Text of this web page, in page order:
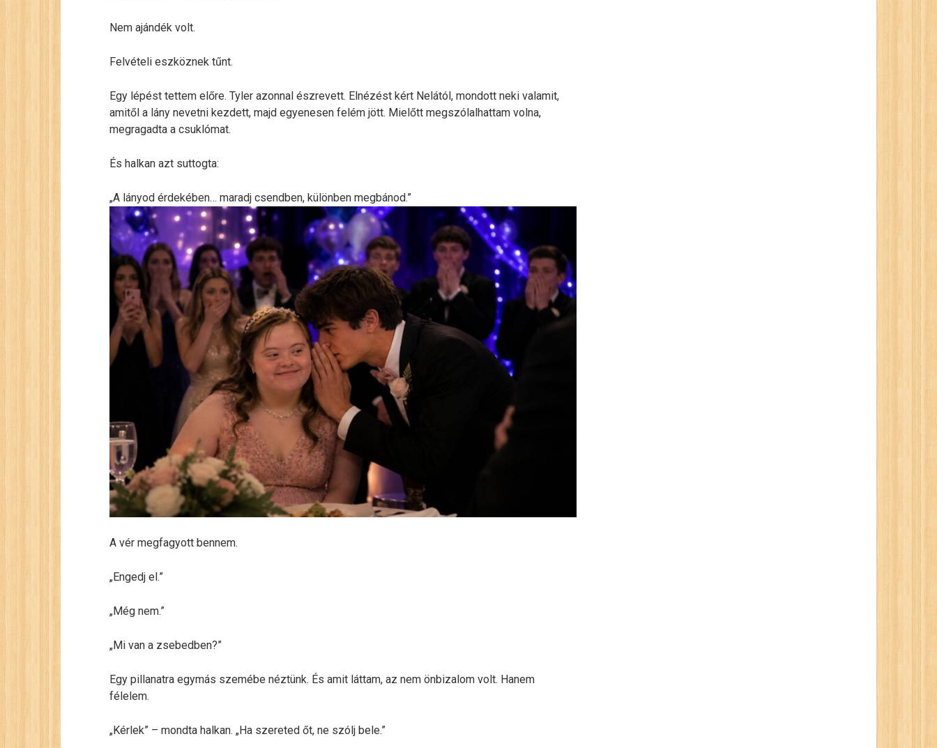
Nem ajándék volt.
Felvételi eszköznek tűnt.
Egy lépést tettem előre. Tyler azonnal észrevett. Elnézést kért Nelától, mondott neki valamit,
amitől a lány nevetni kezdett, majd egyenesen felém jött. Mielőtt megszólalhattam volna,
megragadta a csuklómat.
És halkan azt suttogta:
„A lányod érdekében… maradj csendben, különben megbánod.”
A vér megfagyott bennem.
„Engedj el.”
„Még nem.”
„Mi van a zsebedben?”
Egy pillanatra egymás szemébe néztünk. És amit láttam, az nem önbizalom volt. Hanem
félelem.
„Kérlek” – mondta halkan. „Ha szereted őt, ne szólj bele.”